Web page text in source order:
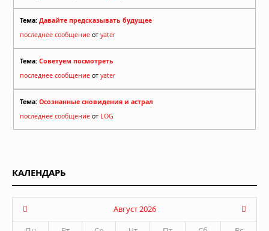
Тема: Давайте предсказывать будущее
последнее сообщение от yater
Тема: Советуем посмотреть
последнее сообщение от yater
Тема: Осознанные сновидения и астрал
последнее сообщение от LOG
КАЛЕНДАРЬ
Август 2026